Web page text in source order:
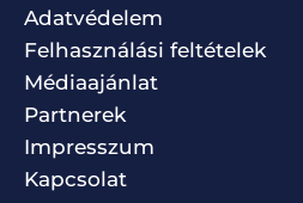
Adatvédelem
Felhasználási feltételek
Médiaajánlat
Partnerek
Impresszum
Kapcsolat